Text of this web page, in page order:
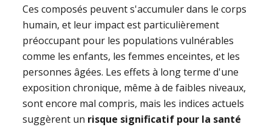
Ces composés peuvent s'accumuler dans le corps
humain, et leur impact est particulièrement
préoccupant pour les populations vulnérables
comme les enfants, les femmes enceintes, et les
personnes âgées. Les effets à long terme d'une
exposition chronique, même à de faibles niveaux,
sont encore mal compris, mais les indices actuels
suggèrent un risque significatif pour la santé